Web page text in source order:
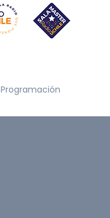
Programación